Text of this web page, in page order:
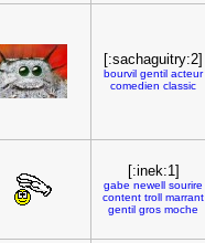
[:sachaguitry:2]
bourvil gentil acteur
comedien classic
[:inek:1]
gabe newell sourire
content troll marrant
gentil gros moche